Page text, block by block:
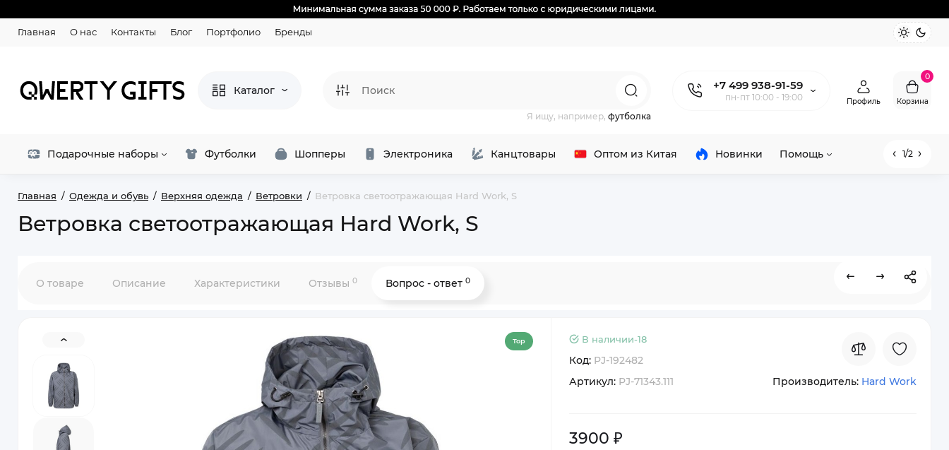
Главная О нас Контакты Блог Портфолио Бренды
Каталог +7 499 938-91-59
пн-пт 10:00 - 19:00
Я ищу, например, футболка
Профиль
0
Корзина
Подарочные наборы Футболки Шопперы Электроника Канцтовары Оптом из Китая Новинки Помощь 1/2
Главная Одежда и обувь Верхняя одежда Ветровки Ветровка светоотражающая Hard Work, S
Ветровка светоотражающая Hard Work, S
О товаре Описание Характеристики Отзывы 0 Вопрос - ответ 0
Top В наличии-18
Код: PJ-192482
Артикул: PJ-71343.111 Производитель: Hard Work
3900 ₽